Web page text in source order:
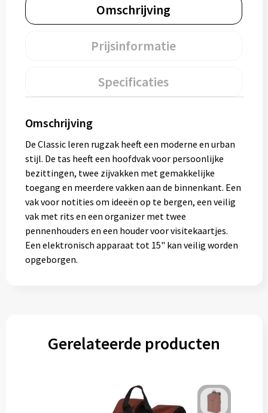
Lunchboxen
Snoep
Muntjes
Paraplu's
Stormparaplu's
Klassieke paraplu's
Omschrijving
Prijsinformatie
Specificaties
Omschrijving
De Classic leren rugzak heeft een moderne en urban
stijl. De tas heeft een hoofdvak voor persoonlijke
bezittingen, twee zijvakken met gemakkelijke
toegang en meerdere vakken aan de binnenkant. Een
vak voor notities om ideeën op te bergen, een veilig
vak met rits en een organizer met twee
pennenhouders en een houder voor visitekaartjes.
Een elektronisch apparaat tot 15" kan veilig worden
opgeborgen.
Gerelateerde producten